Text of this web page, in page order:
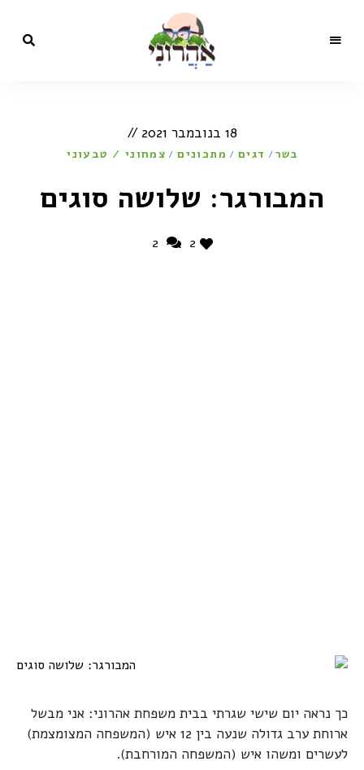
הקולינריה
של השף
אהרוני
טלוויזיה
של
ישראל
18 בנובמבר 2021
בשר / דגים / מתכונים / צמחוני / טבעוני
המבורגר: שלושה סוגים
2
כך נראה יום שישי שגרתי בבית משפחת אהרוני: אני מבשל
ארוחת ערב גדולה שנעה בין 12 איש (המשפחה המצומצמת)
לעשרים ומשהו איש (המשפחה המורחבת).